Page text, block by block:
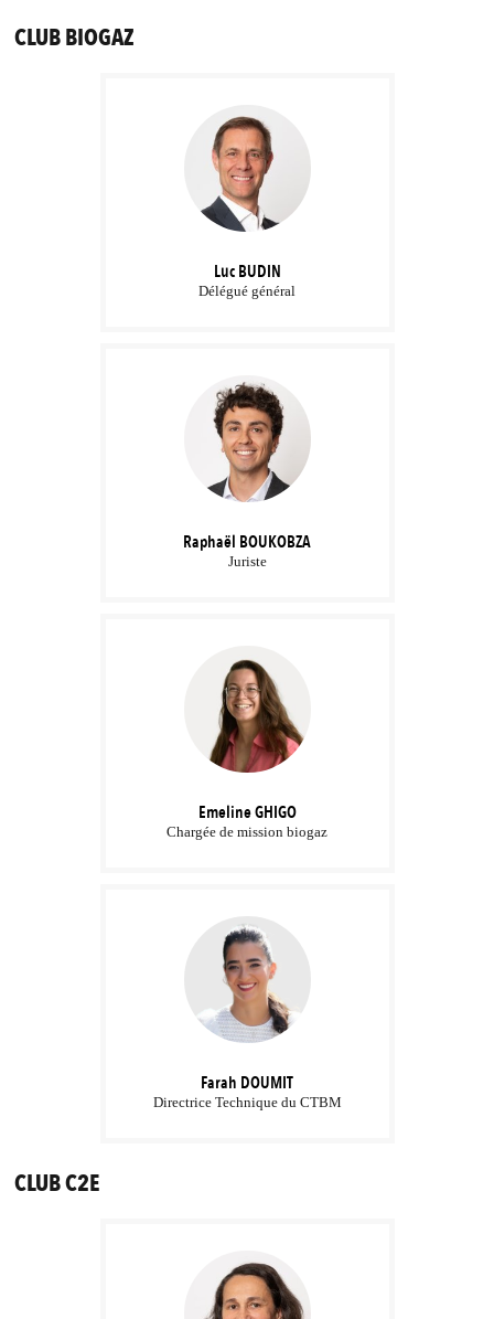
CLUB BIOGAZ
Luc BUDIN
Délégué général
Raphaël BOUKOBZA
Juriste
EmelineGHIGO
Chargée de mission biogaz
Farah DOUMIT
Directrice Technique du CTBM
CLUB C2E